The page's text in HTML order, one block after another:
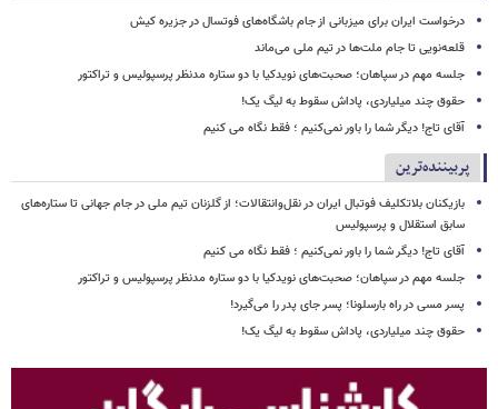
درخواست ایران برای میزبانی از جام باشگاه‌های فوتسال در جزیره کیش
قلعه‌نویی تا جام ملت‌ها در تیم ملی می‌ماند
جلسه مهم در سپاهان؛ صحبت‌های نویدکیا با دو ستاره مدنظر پرسپولیس و تراکتور
حقوق چند میلیاردی، پاداش سقوط به لیگ یک!
آقای تاج! دیگر شما را باور نمی‌کنیم ؛ فقط نگاه می کنیم
پربیننده‌ترین
بازیکنان بلاتکلیف فوتبال ایران در نقل‌وانتقالات؛ از گلزنان تیم ملی در جام جهانی تا ستاره‌های
سابق استقلال و پرسپولیس
آقای تاج! دیگر شما را باور نمی‌کنیم ؛ فقط نگاه می کنیم
جلسه مهم در سپاهان؛ صحبت‌های نویدکیا با دو ستاره مدنظر پرسپولیس و تراکتور
پسر مسی در راه بارسلونا؛ پسر جای پدر را می‌گیرد!
حقوق چند میلیاردی، پاداش سقوط به لیگ یک!